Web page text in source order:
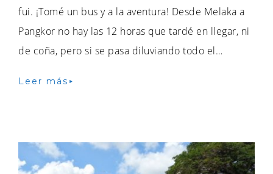
fui. ¡Tomé un bus y a la aventura! Desde Melaka a
Pangkor no hay las 12 horas que tardé en llegar, ni
de coña, pero si se pasa diluviando todo el…
Leer más